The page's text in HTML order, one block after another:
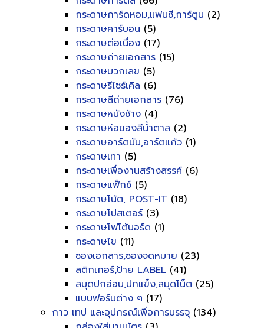
กระดาษการ์ดหอม,แฟนซี,การ์ตูน (2)
กระดาษคาร์บอน (5)
กระดาษต่อเนื่อง (17)
กระดาษถ่ายเอกสาร (15)
กระดาษบวกเลข (5)
กระดาษรีไซร์เคิล (6)
กระดาษสีถ่ายเอกสาร (76)
กระดาษหนังช้าง (4)
กระดาษห่อของสีน้ำตาล (2)
กระดาษอาร์ตมัน,อาร์ตแก้ว (1)
กระดาษเทา (5)
กระดาษเพื่องานสร้างสรรค์ (6)
กระดาษแฟ็กซ์ (5)
กระดาษโน้ต, POST-IT (18)
กระดาษโปสเตอร์ (3)
กระดาษโฟโต้บอร์ด (1)
กระดาษไข (11)
ซองเอกสาร,ซองจดหมาย (23)
สติกเกอร์,ป้าย LABEL (41)
สมุดปกอ่อน,ปกแข็ง,สมุดโน็ต (25)
แบบฟอร์มต่าง ๆ (17)
กาว เทป และอุปกรณ์เพื่อการบรรจุ (134)